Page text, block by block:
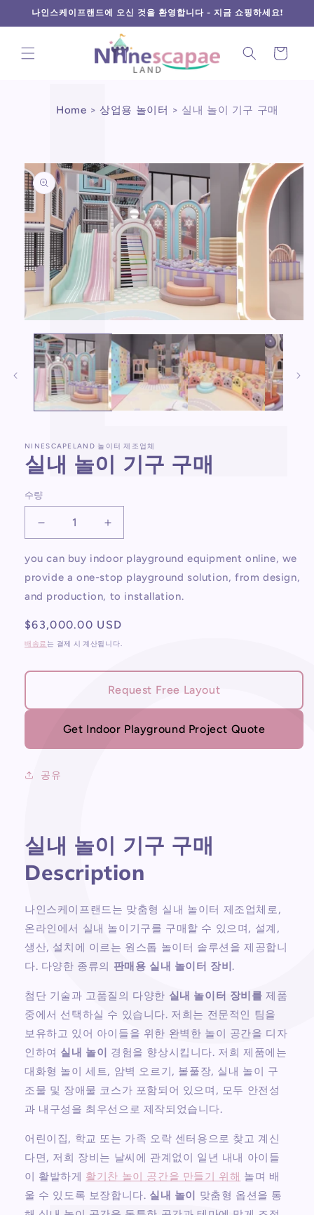
L
Γ
로 건너
뛰기
나인스케이프랜드에 오신 것을 환영합니다 - 지금 쇼핑하세요!
트
Home > 상업용 놀이터 > 실내 놀이 기구 구매
제품 정
보로 건
너뛰기
NINESCAPELAND 놀이터 제조업체
실내 놀이 기구 구매
수량
놀
이
기
구
매
실
놀
이
기
구
매
늘
you can buy indoor playground equipment online, we
provide a one-stop playground solution, from design,
and production, to installation.
정
가
$63,000.00 USD
배송료 는 결제 시 계산됩니다.
Request Free Layout
Get Indoor Playground Project Quote
공유
실내 놀이 기구 구매
Description
나인스케이프랜드는 맞춤형 실내 놀이터 제조업체로,
온라인에서 실내 놀이기구를 구매할 수 있으며, 설계,
생산, 설치에 이르는 원스톱 놀이터 솔루션을 제공합니
다. 다양한 종류의 판매용 실내 놀이터 장비.
첨단 기술과 고품질의 다양한 실내 놀이터 장비를 제품
중에서 선택하실 수 있습니다. 저희는 전문적인 팀을
보유하고 있어 아이들을 위한 완벽한 놀이 공간을 디자
인하여 실내 놀이
경험을 향상시킵니다. 저희 제품에는
대화형 놀이 세트, 암벽 오르기, 볼풀장, 실내 놀이 구
조물 및 장애물 코스가 포함되어 있으며, 모두 안전성
과 내구성을 최우선으로 제작되었습니다.
어린이집, 학교 또는 가족 오락 센터용으로 찾고 계신
다면, 저희 장비는 날씨에 관계없이 일년 내내 아이들
이 활발하게 활기찬 놀이 공간을 만들기 위해 놀며 배
울 수 있도록 보장합니다. 실내 놀이 맞춤형 옵션을 통